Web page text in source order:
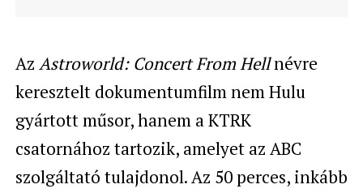
Az Astroworld: Concert From Hellnévre
keresztelt dokumentumfilm nem Hulu
gyártott műsor, hanem a KTRK
csatornához tartozik, amelyet az ABC
szolgáltató tulajdonol. Az 50 perces, inkább